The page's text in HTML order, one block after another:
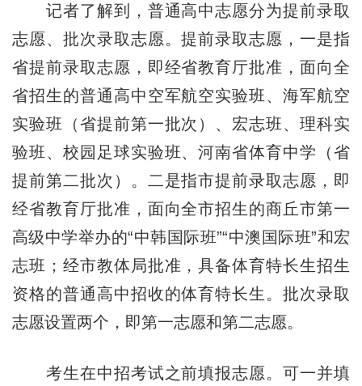
记者了解到，普通高中志愿分为提前录取
志愿、批次录取志愿。提前录取志愿，一是指
省提前录取志愿，即经省教育厅批准，面向全
省招生的普通高中空军航空实验班、海军航空
实验班（省提前第一批次）、宏志班、理科实
验班、校园足球实验班、河南省体育中学（省
提前第二批次）。二是指市提前录取志愿，即
经省教育厅批准，面向全市招生的商丘市第一
高级中学举办的“中韩国际班”“中澳国际班”和宏
志班；经市教体局批准，具备体育特长生招生
资格的普通高中招收的体育特长生。批次录取
志愿设置两个，即第一志愿和第二志愿。
考生在中招考试之前填报志愿。可一并填